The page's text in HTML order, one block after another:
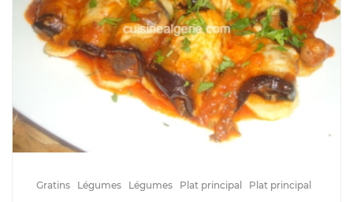
Gratins Légumes Légumes Plat principal
Plat principal